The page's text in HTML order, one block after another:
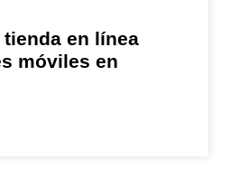
en línea
móviles en